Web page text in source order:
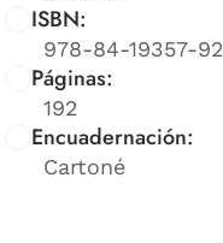
ISBN:
978-84-19357-
Páginas:
192
Encuadernación:
Cartoné